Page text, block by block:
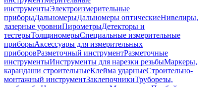
инструментыЭлектроизмерительные
приборыДальномерыДальномеры оптическиеНивелиры,
лазерные уровниПирометрыДетекторы и
тестерыТолщиномерыСпециальные измерительные
приборыАксессуары для измерительных
приборовРазметочный инструментРазметочные
инструментыИнструменты для нарезки резьбыМаркеры,
карандаши строительныеКлейма ударныеСтроительно-
монтажный инструментЗаклепочникиТруборезы,